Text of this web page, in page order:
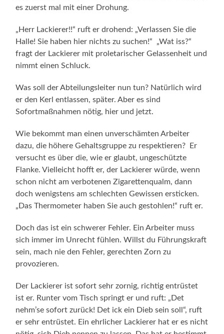
es zuerst mal mit einer Drohung.
„Herr Lackierer!!“ ruft er drohend: „Verlassen Sie die
Halle! Sie haben hier nichts zu suchen!“ „Wat iss?“
fragt der Lackierer mit proletarischer Gelassenheit und
nimmt einen Schluck.
Was soll der Abteilungsleiter nun tun? Natürlich wird
er den Kerl ent­lassen, später. Aber es sind
Sofortmaßnahmen nötig, hier und jetzt.
Wie bekommt man einen unverschämten Arbeiter
dazu, die höhere Gehaltsgruppe zu respektieren? Er
versucht es über die, wie er glaubt, ungeschützte
Flanke. Vielleicht hofft er, der Lackierer würde, wenn
schon nicht am verbotenen Zigarettenqualm, dann
doch wenigstens am schlech­ten Gewissen ersticken.
„Das Thermometer haben Sie auch gestohlen!“ ruft er.
Doch das ist ein schwerer Fehler. Ein Arbeiter muss
sich immer im Un­recht fühlen. Willst du Führungskraft
sein, mach nie den Fehler, gerechten Zorn zu
provozieren.
Der Lackierer ist sofort sehr zornig, richtig entrüstet
ist er. Runter vom Tisch springt er und ruft: „Det
nehm’se sofort zurück! Det ick ein Dieb sein soll“, ruft
er sehr entrüstet. Ein ehrlicher Lackierer hat er es nicht